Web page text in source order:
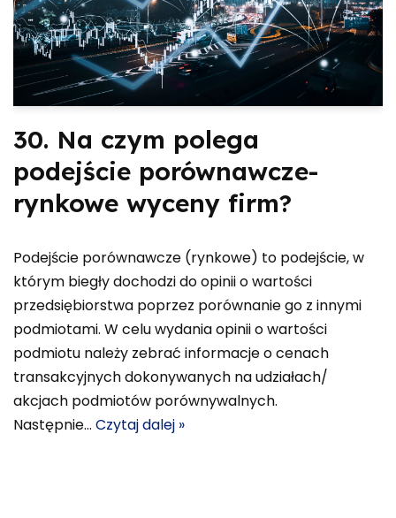
30. Na czym polega
podejście porównawcze-
rynkowe wyceny firm?
Podejście porównawcze (rynkowe) to podejście, w
którym biegły dochodzi do opinii o wartości
przedsiębiorstwa poprzez porównanie go z innymi
podmiotami. W celu wydania opinii o wartości
podmiotu należy zebrać informacje o cenach
transakcyjnych dokonywanych na udziałach/
akcjach podmiotów porównywalnych.
Następnie… Czytaj dalej »